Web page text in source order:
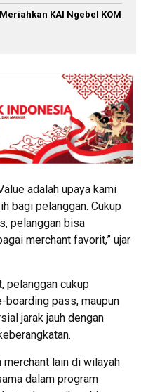
KAI Ngebel KOM
adalah upaya kami
bagi pelanggan. Cukup
pelanggan bisa
merchant favorit,” ujar
pelanggan cukup
boarding pass, maupun
jarak jauh dengan
lain di wilayah
dalam program